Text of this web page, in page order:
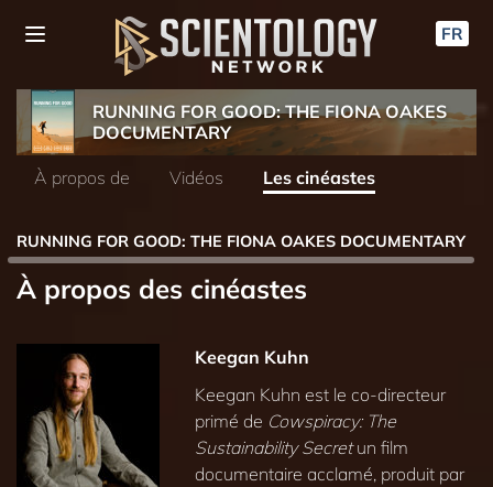
FR
RUNNING FOR GOOD: THE FIONA OAKES
DOCUMENTARY
À propos de Vidéos Les cinéastes
RUNNING FOR GOOD: THE FIONA OAKES DOCUMENTARY
À propos des cinéastes
Keegan Kuhn
Keegan Kuhn est le co-directeur
primé de Cowspiracy: The
Sustainability Secretun film
documentaire acclamé, produit par